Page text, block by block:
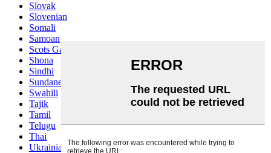
Slovak
Slovenian
Somali
Samoan
Scots Gaelic
Shona
Sindhi
Sundanese
Swahili
Tajik
Tamil
Telugu
Thai
Ukrainian